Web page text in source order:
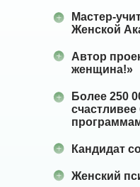
Мастер-
Женской
Автор
женщина!»
Более 250
Кандидат
Женский